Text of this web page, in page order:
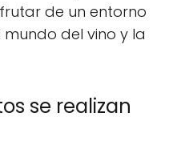
de un entorno
del vino y la
se realizan